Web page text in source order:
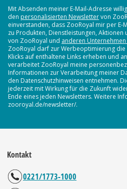
Mit Absenden meiner E-Mail-Adresse
den personalisierten Newslettervon
einverstanden, dass ZooRoyal mir per E-
zu Produkten, Dienstleistungen,
von ZooRoyal und anderen Unternehmen
ZooRoyal darf zur Werbeoptimierung die
Klicks auf enthaltene Links erheben und
verarbeitet ZooRoyal meine
Informationen zur Verarbeitung meiner
den Datenschutzhinweisen entnehmen.
jederzeit mit Wirkung für die Zukunft
Ende eines jeden Newsletters. Weitere
zooroyal.de/newsletter/.
Kontakt
0221/1773-1000